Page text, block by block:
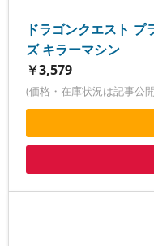
ドラゴンクエスト
ズ キラーマシン
￥3,579
(価格・在庫状況は記事公